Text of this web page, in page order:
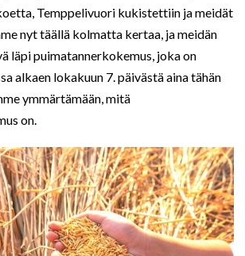
Temppelivuori kukistettiin ja meidät
nyt täällä kolmatta kertaa, ja meidän
läpi puimatannerkokemus, joka on
alkaen lokakuun 7. päivästä aina tähän
ymmärtämään, mitä
on.